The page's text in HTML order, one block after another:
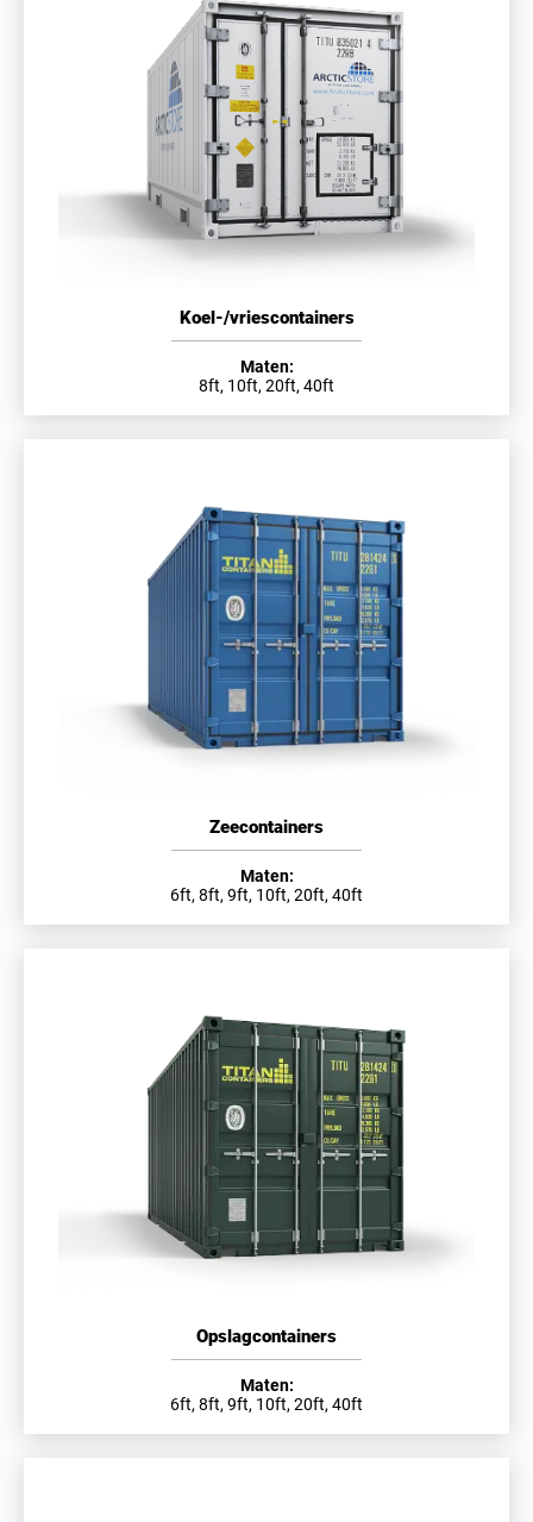
Koel-/vriescontainers
Maten:
8ft, 10ft, 20ft, 40ft
Zeecontainers
Maten:
6ft, 8ft, 9ft, 10ft, 20ft, 40ft
Opslagcontainers
Maten:
6ft, 8ft, 9ft, 10ft, 20ft, 40ft